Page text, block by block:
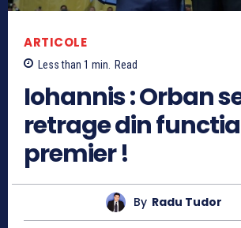
ARTICOLE
Less than 1 min. Read
Iohannis : Orban
retrage din
premier !
By Radu Tudor